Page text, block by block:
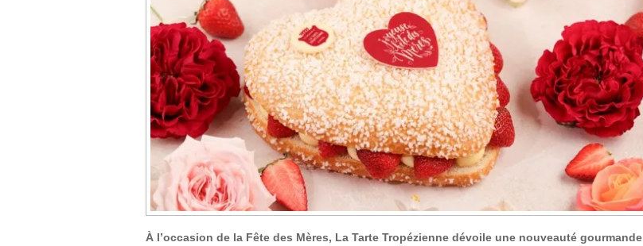
À l’occasion de la Fête des Mères, La Tarte Tropézienne dévoile une nouveauté gourmande